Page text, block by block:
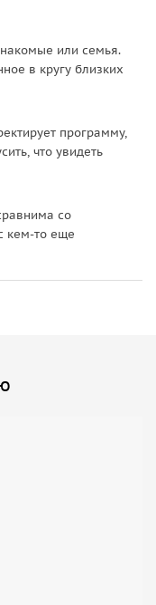
рассветом над
базаров,
вниманием к
любителей
невозможно забыть
или семья.
в кругу близких
программу,
что увидеть
со
кем-то еще